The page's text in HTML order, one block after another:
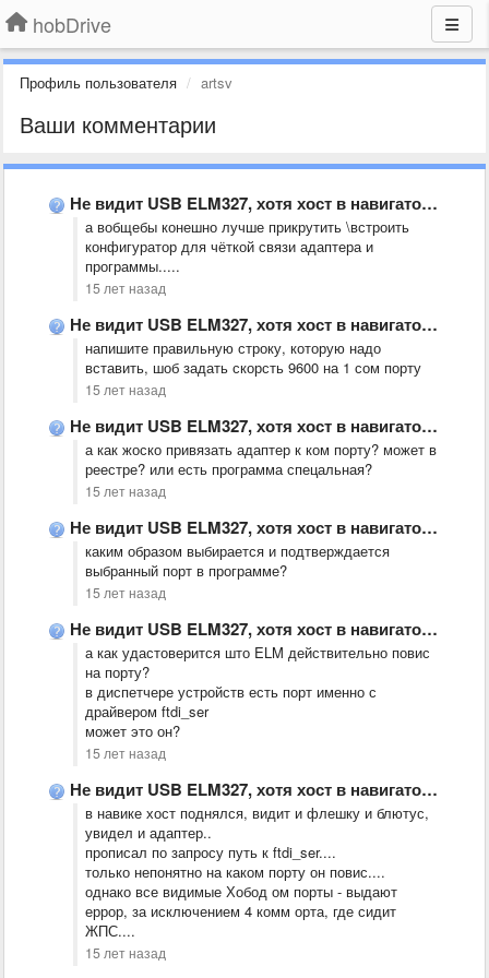
hobDrive
Профиль пользователя artsv
Ваши комментарии
Не видит USB ELM327, хотя хост в навигаторе(JJ2100W) включен, драйвер …
а вобщебы конешно лучше прикрутить \встроить
конфигуратор для чёткой связи адаптера и
программы.....
15 лет назад
Не видит USB ELM327, хотя хост в навигаторе(JJ2100W) включен, драйвер …
напишите правильную строку, которую надо
вставить, шоб задать скорсть 9600 на 1 сом порту
15 лет назад
Не видит USB ELM327, хотя хост в навигаторе(JJ2100W) включен, драйвер …
а как жоско привязать адаптер к ком порту? может в
реестре? или есть программа спецальная?
15 лет назад
Не видит USB ELM327, хотя хост в навигаторе(JJ2100W) включен, драйвер …
каким образом выбирается и подтверждается
выбранный порт в программе?
15 лет назад
Не видит USB ELM327, хотя хост в навигаторе(JJ2100W) включен, драйвер …
а как удастоверится што ELM действительно повис
на порту?
в диспетчере устройств есть порт именно с
драйвером ftdi_ser
может это он?
15 лет назад
Не видит USB ELM327, хотя хост в навигаторе(JJ2100W) включен, драйвер …
в навике хост поднялся, видит и флешку и блютус,
увидел и адаптер..
прописал по запросу путь к ftdi_ser....
только непонятно на каком порту он повис....
однако все видимые Хобод ом порты - выдают
еррор, за исключением 4 комм орта, где сидит
ЖПС....
15 лет назад